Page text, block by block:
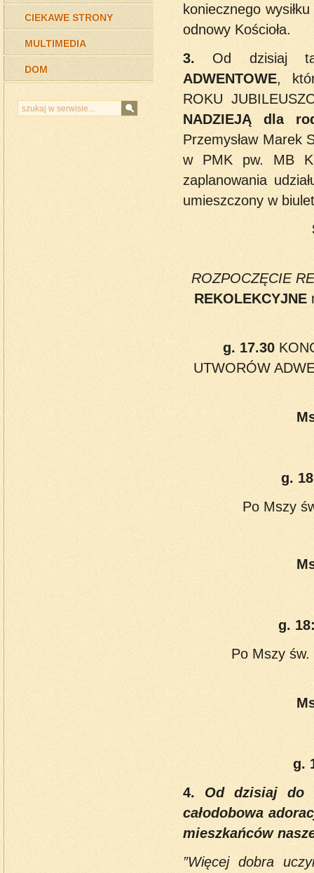
CIEKAWE STRONY
MULTIMEDIA
DOM
koniecznego
odnowy Kościoła.
3. Od dzisiaj
ADWENTOWE,
ROKU
NADZIEJĄ dla
Przemysław Marek
w PMK pw. MB
zaplanowania
umieszczony w
ROZPOCZĘCIE
REKOLEKCYJNE
g. 17.30
UTWORÓW
g.
Po Mszy
g.
Po Mszy św.
g.
4. Od dzisiaj do
całodobowa
mieszkańców
”Więcej dobra